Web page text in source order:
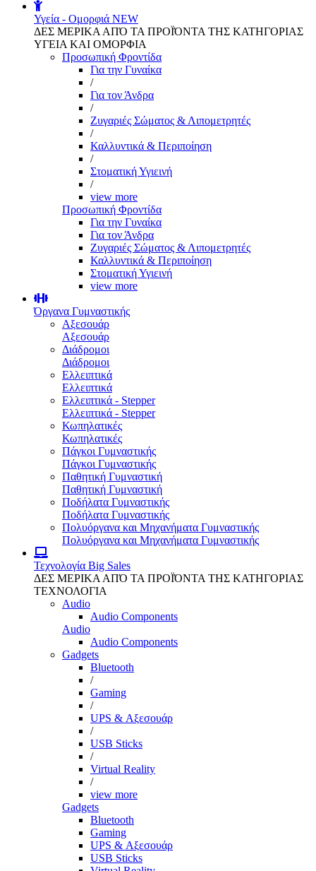
Υγεία - Ομορφιά NEW
ΔΕΣ ΜΕΡΙΚΑ ΑΠΌ ΤΑ ΠΡΟΪΌΝΤΑ ΤΗΣ ΚΑΤΗΓΟΡΙΑΣ
ΥΓΕΙΑ ΚΑΙ ΟΜΟΡΦΙΑ
Προσωπική Φροντίδα
Για την Γυναίκα
/
Για τον Άνδρα
/
Ζυγαριές Σώματος & Λιπομετρητές
/
Καλλυντικά & Περιποίηση
/
Στοματική Υγιεινή
/
view more
Προσωπική Φροντίδα
Για την Γυναίκα
Για τον Άνδρα
Ζυγαριές Σώματος & Λιπομετρητές
Καλλυντικά & Περιποίηση
Στοματική Υγιεινή
view more
Όργανα Γυμναστικής
Αξεσουάρ
Αξεσουάρ
Διάδρομοι
Διάδρομοι
Ελλειπτικά
Ελλειπτικά
Ελλειπτικά - Stepper
Ελλειπτικά - Stepper
Κωπηλατικές
Κωπηλατικές
Πάγκοι Γυμναστικής
Πάγκοι Γυμναστικής
Παθητική Γυμναστική
Παθητική Γυμναστική
Ποδήλατα Γυμναστικής
Ποδήλατα Γυμναστικής
Πολυόργανα και Μηχανήματα Γυμναστικής
Πολυόργανα και Μηχανήματα Γυμναστικής
Τεχνολογία Big Sales
ΔΕΣ ΜΕΡΙΚΑ ΑΠΌ ΤΑ ΠΡΟΪΌΝΤΑ ΤΗΣ ΚΑΤΗΓΟΡΙΑΣ
ΤΕΧΝΟΛΟΓΙΑ
Audio
Audio Components
Audio
Audio Components
Gadgets
Bluetooth
/
Gaming
/
UPS & Αξεσουάρ
/
USB Sticks
/
Virtual Reality
/
view more
Gadgets
Bluetooth
Gaming
UPS & Αξεσουάρ
USB Sticks